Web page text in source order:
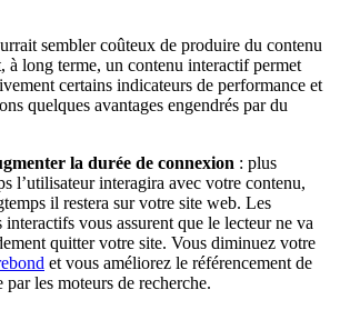
sembler coûteux de produire du contenu
à long terme, un contenu interactif permet
certains indicateurs de performance et
quelques avantages engendrés par du
la durée de connexion : plus
l’utilisateur interagira avec votre contenu,
il restera sur votre site web. Les
interactifs vous assurent que le lecteur ne va
quitter votre site. Vous diminuez votre
et vous améliorez le référencement de
par les moteurs de recherche.